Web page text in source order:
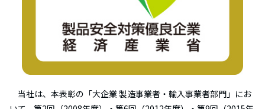
当社は、本表彰の「大企業 製造事業者・輸入事業者部門」にお